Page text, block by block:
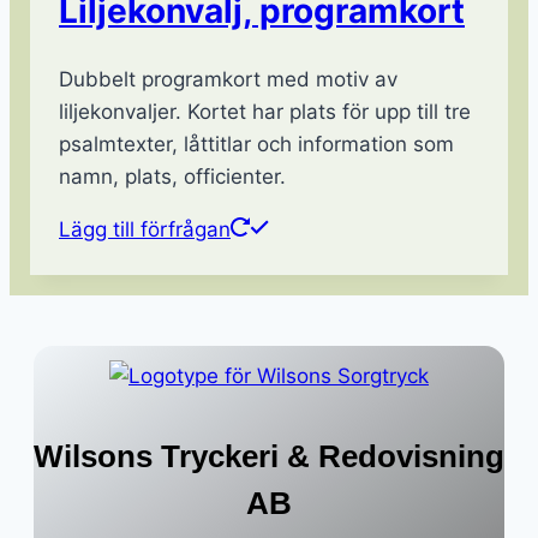
Liljekonvalj, programkort
Dubbelt programkort med motiv av
liljekonvaljer. Kortet har plats för upp till tre
psalmtexter, låttitlar och information som
namn, plats, officienter.
Lägg till förfrågan
Wilsons Tryckeri & Redovisning
AB